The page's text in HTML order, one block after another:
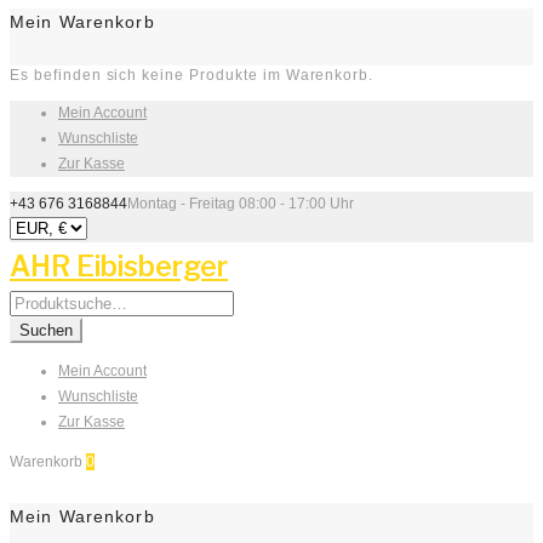
Mein Warenkorb
Es befinden sich keine Produkte im Warenkorb.
Mein Account
Wunschliste
Zur Kasse
+43 676 3168844Montag - Freitag 08:00 - 17:00 Uhr
AHR Eibisberger
Search
for:
Suchen
Mein Account
Wunschliste
Zur Kasse
Warenkorb 0
Mein Warenkorb